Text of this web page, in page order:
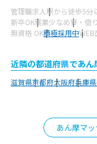
管理職求人 駅から徒歩5分
新卒OK残業少なめ寮・借
無資格 OK積極採用中WEB
近隣の都道府県であ
滋賀県京都府大阪府兵庫県
あん摩マ